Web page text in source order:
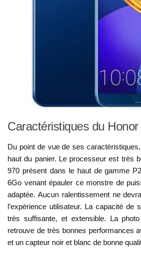
Caractéristiques du
Du point de vue de ses
haut du panier. Le processeur est très
970 présent dans le haut de gamme
6Go venant épauler ce monstre de
adaptée. Aucun ralentissement ne
l’expérience utilisateur. La capacité de
très suffisante, et extensible. La
retrouve de très bonnes performances
et un capteur noir et blanc de bonne